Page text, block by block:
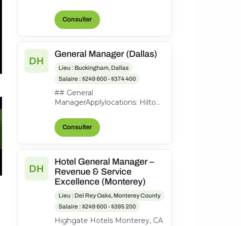
exceptional General Manager
to lead th...
Consulter
DH
General Manager (Dallas)
Lieu : Buckingham, Dallas
Salaire : $249 600 - $374 400
## General
ManagerApplylocations: Hilton
Downtowntime type: Full
timeposted on: Posted
Consulter
DH
Hotel General Manager –
Revenue & Service
Excellence (Monterey)
Lieu : Del Rey Oaks, Monterey County
Salaire : $249 600 - $395 200
Highgate Hotels Monterey, CA